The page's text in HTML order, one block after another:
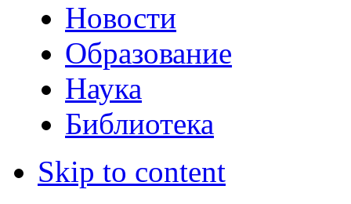
Новости
Образование
Наука
Библиотека
Skip to content